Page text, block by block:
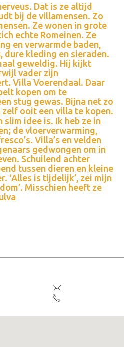
Dat is ze altijd
bij de villamensen. Zo
Ze wonen in grote
echte Romeinen. Ze
en verwarmde baden,
dure kleding en sieraden.
geweldig. Hij kijkt
vader zijn
Villa Voerendaal. Daar
kopen om te
stug gewas. Bijna net zo
ooit een villa te kopen.
slim idee is. Ik heb ze in
de vloerverwarming,
Villa’s en velden
gedwongen om in
Schuilend achter
tussen dieren en kleine
‘Alles is tijdelijk’, zei mijn
Misschien heeft ze